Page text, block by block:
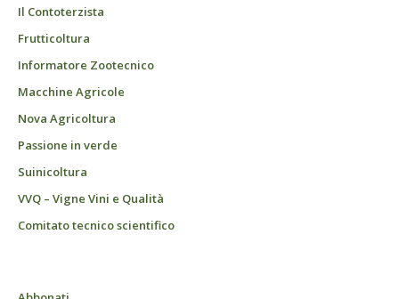
Il Contoterzista
Frutticoltura
Informatore Zootecnico
Macchine Agricole
Nova Agricoltura
Passione in verde
Suinicoltura
VVQ – Vigne Vini e Qualità
Comitato tecnico scientifico